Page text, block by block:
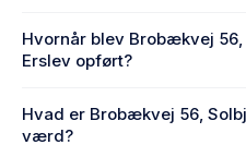
Solbjerg, 7950 Erslev.
Hvornår blev Brobækvej
Erslev opført?
Brobækvej 56, Solbjerg,
Hvad er Brobækvej 56,
værd?